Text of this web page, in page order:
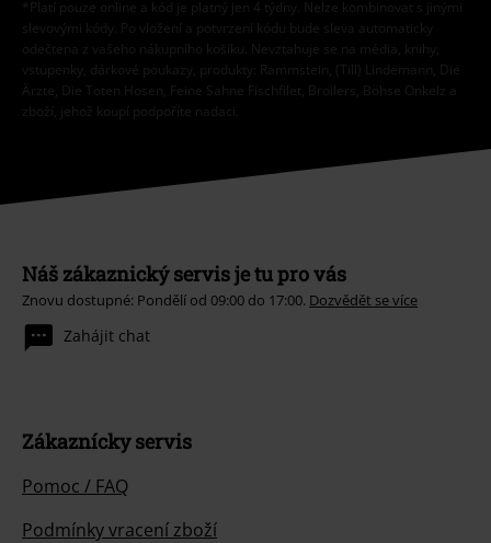
*Platí pouze online a kód je platný jen 4 týdny. Nelze kombinovat s jinými
slevovými kódy. Po vložení a potvrzení kódu bude sleva automaticky
odečtena z vašeho nákupního košíku. Nevztahuje se na média, knihy,
vstupenky, dárkové poukazy, produkty: Rammstein, (Till) Lindemann, Die
Ärzte, Die Toten Hosen, Feine Sahne Fischfilet, Broilers, Böhse Onkelz a
zboží, jehož koupí podpoříte nadaci.
Náš zákaznický servis je tu pro vás
Znovu dostupné: Pondělí od 09:00 do 17:00. Dozvědět se více
Zahájit chat
Zákaznícky servis
Pomoc / FAQ
Podmínky vracení zboží